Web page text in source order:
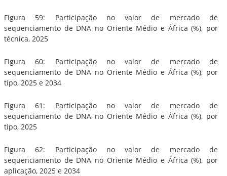
Figura 59: Participação no valor de mercado de
sequenciamento de DNA no Oriente Médio e África (%), por
técnica, 2025
Figura 60: Participação no valor de mercado de
sequenciamento de DNA no Oriente Médio e África (%), por
tipo, 2025 e 2034
Figura 61: Participação no valor de mercado de
sequenciamento de DNA no Oriente Médio e África (%), por
tipo, 2025
Figura 62: Participação no valor de mercado de
sequenciamento de DNA no Oriente Médio e África (%), por
aplicação, 2025 e 2034